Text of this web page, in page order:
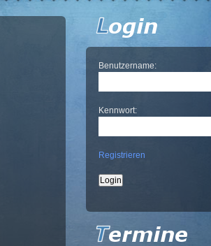
Benutzername:
Kennwort:
Registrieren